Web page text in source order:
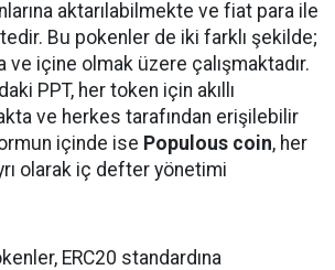
aktarılabilmekte ve fiat para ile
Bu pokenler de iki farklı şekilde;
ve içine olmak üzere çalışmaktadır.
PPT, her token için akıllı
ve herkes tarafından erişilebilir
içinde ise Populous coin, her
olarak iç defter yönetimi
ERC20 standardına